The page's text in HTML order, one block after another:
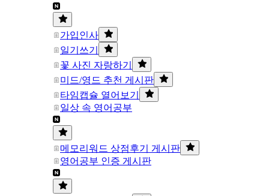
가입인사
일기쓰기
꽃 사진 자랑하기
미드/영드 추천 게시판
타임캡슐 열어보기
일상 속 영어공부
메모리워드 상점후기 게시판
영어공부 인증 게시판